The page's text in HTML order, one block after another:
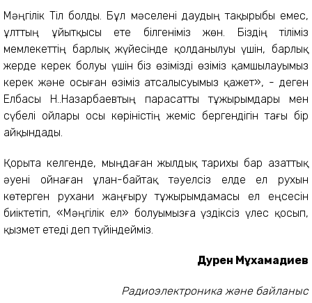
Мәңгілік Тіл болды. Бұл мәселені даудың тақырыбы емес,
ұлттың ұйытқысы ете білгеніміз жөн. Біздің тіліміз
мемлекеттің барлық жүйесінде қолданылуы үшін, барлық
жерде керек болуы үшін біз өзімізді өзіміз қамшылауымыз
керек және осыған өзіміз атсалысуымыз қажет», - деген
Елбасы Н.Ә.Назарбаевтың парасатты тұжырымдары мен
сүбелі ойлары осы көріністің жеміс бергендігін тағы бір
айқындады.
Қорыта келгенде, мыңдаған жылдық тарихы бар азаттық
әуені ойнаған ұлан-байтақ тәуелсіз елде ел рухын
көтерген рухани жаңғыру тұжырымдамасы ел еңсесін
биіктетіп, «Мәңгілік ел» болуымызға үздіксіз үлес қосып,
қызмет етеді деп түйіндейміз.
Дәурен Мұхамадиев
Радиоэлектроника және байланыс